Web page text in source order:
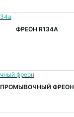
ФРЕОН R134A
ПРОМЫВОЧНЫЙ ФРЕОН